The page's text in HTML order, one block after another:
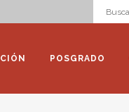
POSGRADO